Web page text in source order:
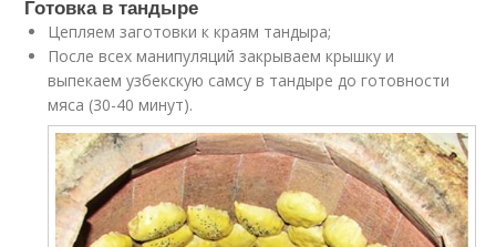
Готовка в тандыре
Цепляем заготовки к краям тандыра;
После всех манипуляций закрываем крышку и
выпекаем узбекскую самсу в тандыре до готовности
мяса (30-40 минут).